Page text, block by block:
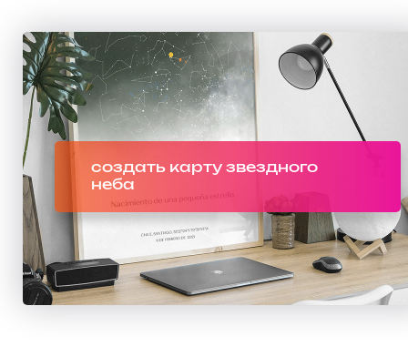
создать карту звездного
неба